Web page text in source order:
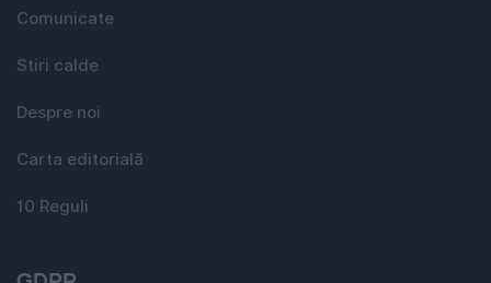
Comunicate
Stiri calde
Despre noi
Carta editorială
10 Reguli